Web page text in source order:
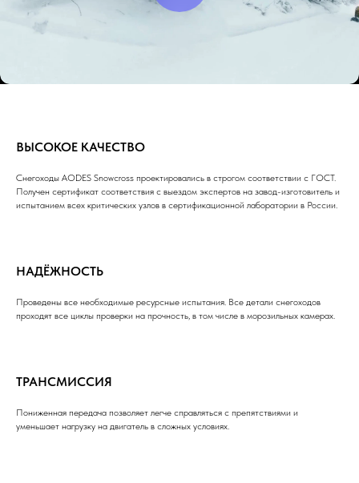
ВЫСОКОЕ КАЧЕСТВО
Снегоходы AODES Snowcross проектировались в строгом соответствии с ГОСТ.
Получен сертификат соответствия с выездом экспертов на завод-изготовитель и
испытанием всех критических узлов в сертификационной лаборатории в России.
НАДЁЖНОСТЬ
Проведены все необходимые ресурсные испытания. Все детали снегоходов
проходят все циклы проверки на прочность, в том числе в морозильных камерах.
ТРАНСМИССИЯ
Пониженная передача позволяет легче справляться с препятствиями и
уменьшает нагрузку на двигатель в сложных условиях.